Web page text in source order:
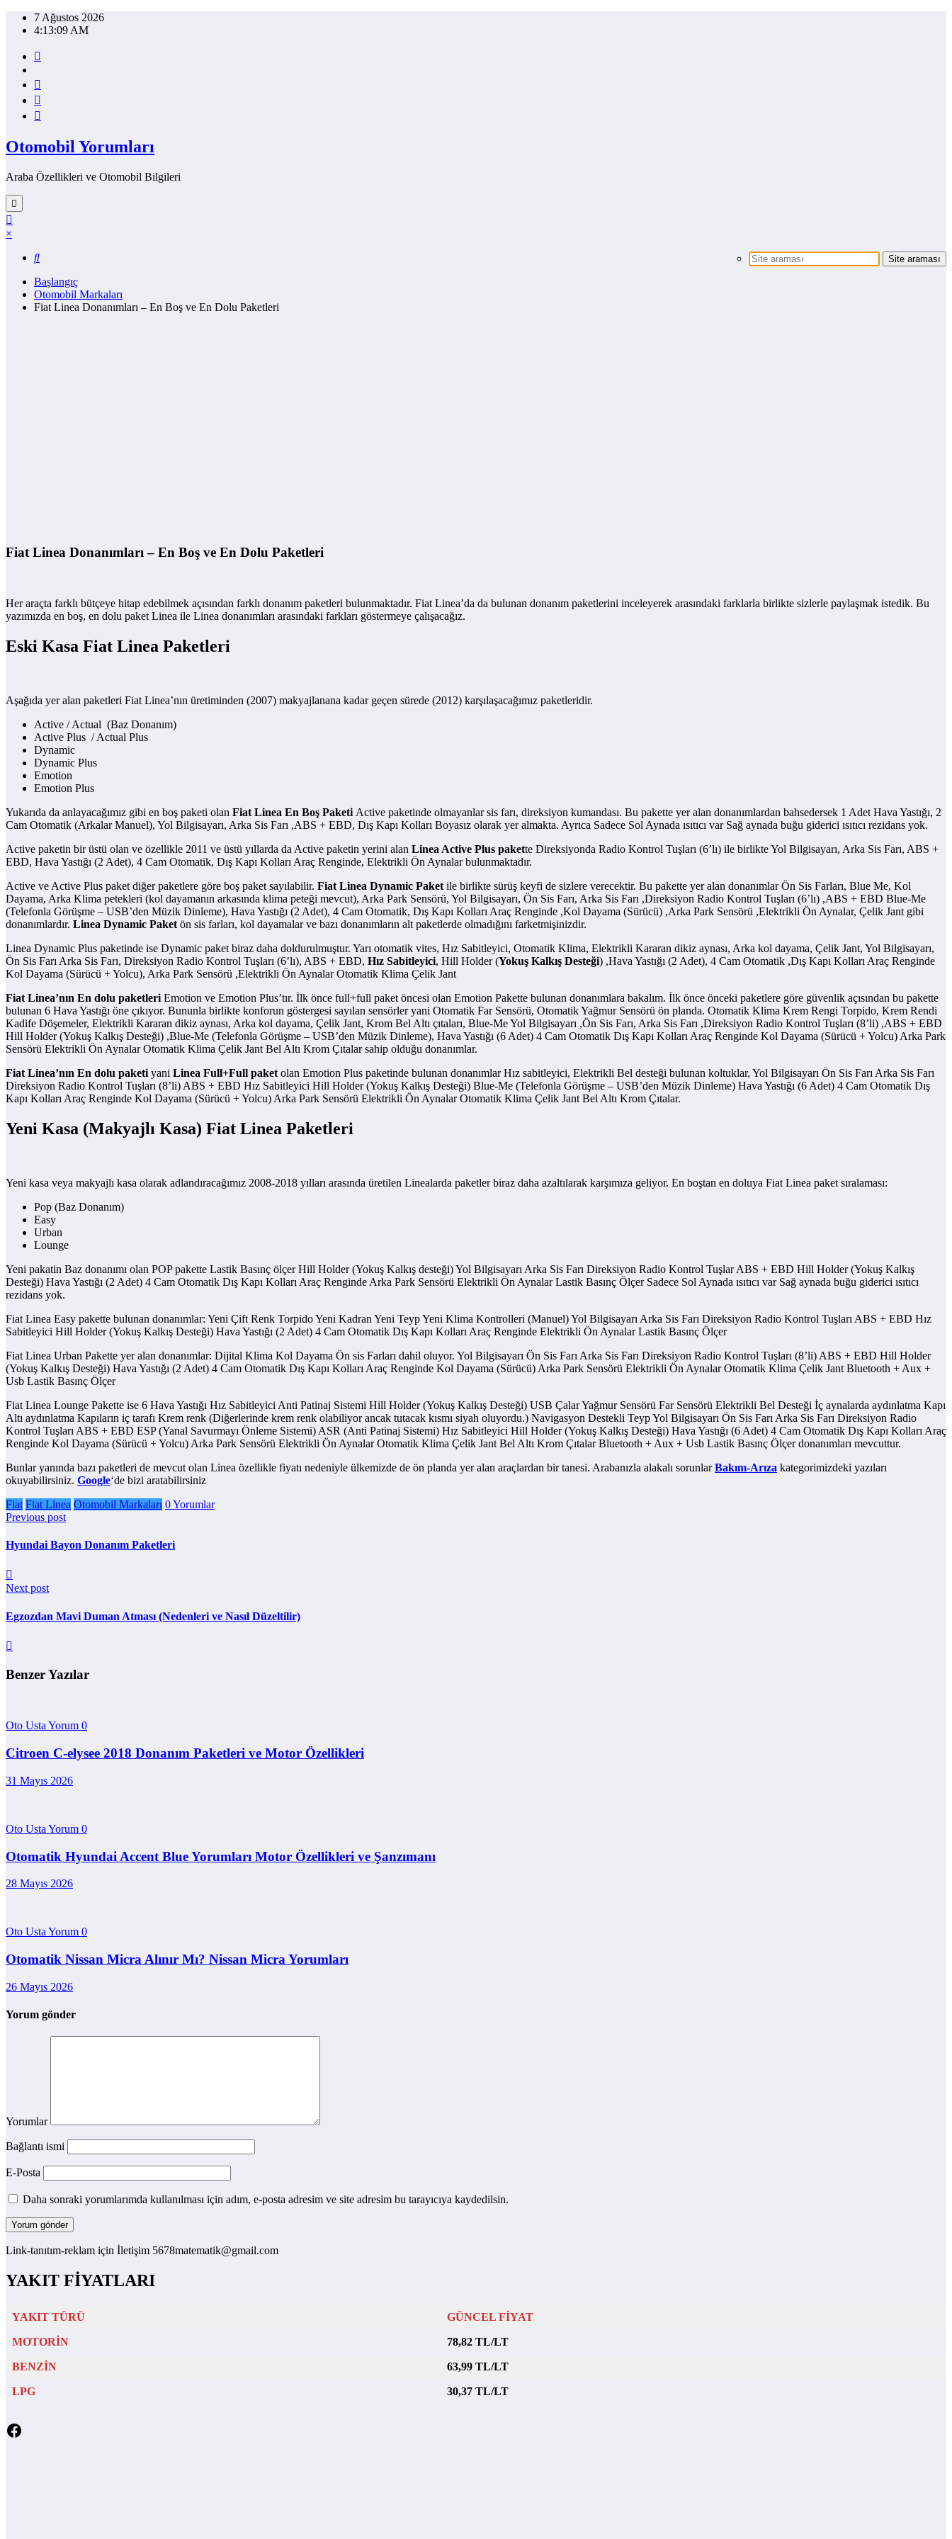
İçeriğe7 Ağustos 2026
4:13:09 AM
Otomobil Yorumları
Araba Özellikleri ve Otomobil Bilgileri
×
Başlangıç
Otomobil Markaları
Fiat Linea Donanımları – En Boş ve En Dolu Paketleri
Fiat Linea Donanımları – En Boş ve En Dolu Paketleri
Her araçta farklı bütçeye hitap edebilmek açısından farklı donanım paketleri bulunmaktadır. Fiat Linea’da da bulunan donanım paketlerini inceleyerek arasındaki farklarla birlikte sizlerle paylaşmak istedik. Bu
yazımızda en boş, en dolu paket Linea ile Linea donanımları arasındaki farkları göstermeye çalışacağız.
Eski Kasa Fiat Linea Paketleri
Aşağıda yer alan paketleri Fiat Linea’nın üretiminden (2007) makyajlanana kadar geçen sürede (2012) karşılaşacağımız paketleridir.
Active / Actual (Baz Donanım)
Active Plus / Actual Plus
Dynamic
Dynamic Plus
Emotion
Emotion Plus
Yukarıda da anlayacağımız gibi en boş paketi olan Fiat Linea En Boş Paketi Active paketinde olmayanlar sis farı, direksiyon kumandası. Bu pakette yer alan donanımlardan bahsedersek 1 Adet Hava Yastığı, 2
Cam Otomatik (Arkalar Manuel), Yol Bilgisayarı, Arka Sis Farı ,ABS + EBD, Dış Kapı Kolları Boyasız olarak yer almakta. Ayrıca Sadece Sol Aynada ısıtıcı var Sağ aynada buğu giderici ısıtıcı rezidans yok.
Active paketin bir üstü olan ve özellikle 2011 ve üstü yıllarda da Active paketin yerini alan Linea Active Plus pakette Direksiyonda Radio Kontrol Tuşları (6’lı) ile birlikte Yol Bilgisayarı, Arka Sis Farı, ABS +
EBD, Hava Yastığı (2 Adet), 4 Cam Otomatik, Dış Kapı Kolları Araç Renginde, Elektrikli Ön Aynalar bulunmaktadır.
Active ve Active Plus paket diğer paketlere göre boş paket sayılabilir. Fiat Linea Dynamic Paket ile birlikte sürüş keyfi de sizlere verecektir. Bu pakette yer alan donanımlar Ön Sis Farları, Blue Me, Kol
Dayama, Arka Klima petekleri (kol dayamanın arkasında klima peteği mevcut), Arka Park Sensörü, Yol Bilgisayarı, Ön Sis Farı, Arka Sis Farı ,Direksiyon Radio Kontrol Tuşları (6’lı) ,ABS + EBD Blue-Me
(Telefonla Görüşme – USB’den Müzik Dinleme), Hava Yastığı (2 Adet), 4 Cam Otomatik, Dış Kapı Kolları Araç Renginde ,Kol Dayama (Sürücü) ,Arka Park Sensörü ,Elektrikli Ön Aynalar, Çelik Jant gibi
donanımlardır. Linea Dynamic Paket ön sis farları, kol dayamalar ve bazı donanımların alt paketlerde olmadığını farketmişinizdir.
Linea Dynamic Plus paketinde ise Dynamic paket biraz daha doldurulmuştur. Yarı otomatik vites, Hız Sabitleyici, Otomatik Klima, Elektrikli Kararan dikiz aynası, Arka kol dayama, Çelik Jant, Yol Bilgisayarı,
Ön Sis Farı Arka Sis Farı, Direksiyon Radio Kontrol Tuşları (6’lı), ABS + EBD, Hız Sabitleyici, Hill Holder (Yokuş Kalkış Desteği) ,Hava Yastığı (2 Adet), 4 Cam Otomatik ,Dış Kapı Kolları Araç Renginde
Kol Dayama (Sürücü + Yolcu), Arka Park Sensörü ,Elektrikli Ön Aynalar Otomatik Klima Çelik Jant
Fiat Linea’nın En dolu paketleri Emotion ve Emotion Plus’tır. İlk önce full+full paket öncesi olan Emotion Pakette bulunan donanımlara bakalım. İlk önce önceki paketlere göre güvenlik açısından bu pakette
bulunan 6 Hava Yastığı öne çıkıyor. Bununla birlikte konforun göstergesi sayılan sensörler yani Otomatik Far Sensörü, Otomatik Yağmur Sensörü ön planda. Otomatik Klima Krem Rengi Torpido, Krem Rendi
Kadife Döşemeler, Elektrikli Kararan dikiz aynası, Arka kol dayama, Çelik Jant, Krom Bel Altı çıtaları, Blue-Me Yol Bilgisayarı ,Ön Sis Farı, Arka Sis Farı ,Direksiyon Radio Kontrol Tuşları (8’li) ,ABS + EBD
Hill Holder (Yokuş Kalkış Desteği) ,Blue-Me (Telefonla Görüşme – USB’den Müzik Dinleme), Hava Yastığı (6 Adet) 4 Cam Otomatik Dış Kapı Kolları Araç Renginde Kol Dayama (Sürücü + Yolcu) Arka Park
Sensörü Elektrikli Ön Aynalar Otomatik Klima Çelik Jant Bel Altı Krom Çıtalar sahip olduğu donanımlar.
Fiat Linea’nın En dolu paketi yani Linea Full+Full paket olan Emotion Plus paketinde bulunan donanımlar Hız sabitleyici, Elektrikli Bel desteği bulunan koltuklar, Yol Bilgisayarı Ön Sis Farı Arka Sis Farı
Direksiyon Radio Kontrol Tuşları (8’li) ABS + EBD Hız Sabitleyici Hill Holder (Yokuş Kalkış Desteği) Blue-Me (Telefonla Görüşme – USB’den Müzik Dinleme) Hava Yastığı (6 Adet) 4 Cam Otomatik Dış
Kapı Kolları Araç Renginde Kol Dayama (Sürücü + Yolcu) Arka Park Sensörü Elektrikli Ön Aynalar Otomatik Klima Çelik Jant Bel Altı Krom Çıtalar.
Yeni Kasa (Makyajlı Kasa) Fiat Linea Paketleri
Yeni kasa veya makyajlı kasa olarak adlandıracağımız 2008-2018 yılları arasında üretilen Linealarda paketler biraz daha azaltılarak karşımıza geliyor. En boştan en doluya Fiat Linea paket sıralaması:
Pop (Baz Donanım)
Easy
Urban
Lounge
Yeni pakatin Baz donanımı olan POP pakette Lastik Basınç ölçer Hill Holder (Yokuş Kalkış desteği) Yol Bilgisayarı Arka Sis Farı Direksiyon Radio Kontrol Tuşlar ABS + EBD Hill Holder (Yokuş Kalkış
Desteği) Hava Yastığı (2 Adet) 4 Cam Otomatik Dış Kapı Kolları Araç Renginde Arka Park Sensörü Elektrikli Ön Aynalar Lastik Basınç Ölçer Sadece Sol Aynada ısıtıcı var Sağ aynada buğu giderici ısıtıcı
rezidans yok.
Fiat Linea Easy pakette bulunan donanımlar: Yeni Çift Renk Torpido Yeni Kadran Yeni Teyp Yeni Klima Kontrolleri (Manuel) Yol Bilgisayarı Arka Sis Farı Direksiyon Radio Kontrol Tuşları ABS + EBD Hız
Sabitleyici Hill Holder (Yokuş Kalkış Desteği) Hava Yastığı (2 Adet) 4 Cam Otomatik Dış Kapı Kolları Araç Renginde Elektrikli Ön Aynalar Lastik Basınç Ölçer
Fiat Linea Urban Pakette yer alan donanımlar: Dijital Klima Kol Dayama Ön sis Farları dahil oluyor. Yol Bilgisayarı Ön Sis Farı Arka Sis Farı Direksiyon Radio Kontrol Tuşları (8’li) ABS + EBD Hill Holder
(Yokuş Kalkış Desteği) Hava Yastığı (2 Adet) 4 Cam Otomatik Dış Kapı Kolları Araç Renginde Kol Dayama (Sürücü) Arka Park Sensörü Elektrikli Ön Aynalar Otomatik Klima Çelik Jant Bluetooth + Aux +
Usb Lastik Basınç Ölçer
Fiat Linea Lounge Pakette ise 6 Hava Yastığı Hız Sabitleyici Anti Patinaj Sistemi Hill Holder (Yokuş Kalkış Desteği) USB Çalar Yağmur Sensörü Far Sensörü Elektrikli Bel Desteği İç aynalarda aydınlatma Kapı
Altı aydınlatma Kapıların iç tarafı Krem renk (Diğerlerinde krem renk olabiliyor ancak tutacak kısmı siyah oluyordu.) Navigasyon Destekli Teyp Yol Bilgisayarı Ön Sis Farı Arka Sis Farı Direksiyon Radio
Kontrol Tuşları ABS + EBD ESP (Yanal Savurmayı Önleme Sistemi) ASR (Anti Patinaj Sistemi) Hız Sabitleyici Hill Holder (Yokuş Kalkış Desteği) Hava Yastığı (6 Adet) 4 Cam Otomatik Dış Kapı Kolları Araç
Renginde Kol Dayama (Sürücü + Yolcu) Arka Park Sensörü Elektrikli Ön Aynalar Otomatik Klima Çelik Jant Bel Altı Krom Çıtalar Bluetooth + Aux + Usb Lastik Basınç Ölçer donanımları mevcuttur.
Bunlar yanında bazı paketleri de mevcut olan Linea özellikle fiyatı nedeniyle ülkemizde de ön planda yer alan araçlardan bir tanesi. Arabanızla alakalı sorunlarBakım-Arıza kategorimizdeki yazıları
okuyabilirsiniz. Google‘de bizi aratabilirsiniz
Fiat Fiat Linea Otomobil Markaları 0 Yorumlar
Previous post
Hyundai Bayon Donanım Paketleri
Next post
Egzozdan Mavi Duman Atması (Nedenleri ve Nasıl Düzeltilir)
Benzer Yazılar
Oto Usta Yorum 0
Citroen C-elysee 2018 Donanım Paketleri ve Motor Özellikleri
31 Mayıs 2026
Oto Usta Yorum 0
Otomatik Hyundai Accent Blue Yorumları Motor Özellikleri ve Şanzımanı
28 Mayıs 2026
Oto Usta Yorum 0
Otomatik Nissan Micra Alınır Mı? Nissan Micra Yorumları
26 Mayıs 2026
Yorum gönder
Yorumlar
Bağlantı ismi
E-Posta
Daha sonraki yorumlarımda kullanılması için adım, e-posta adresim ve site adresim bu tarayıcıya kaydedilsin.
Link-tanıtım-reklam için İletişim 5678matematik@gmail.com
YAKIT FİYATLARI
YAKIT TÜRÜ GÜNCEL FİYAT
MOTORİN 78,82 TL/LT
BENZİN 63,99 TL/LT
LPG 30,37 TL/LT
Facebook